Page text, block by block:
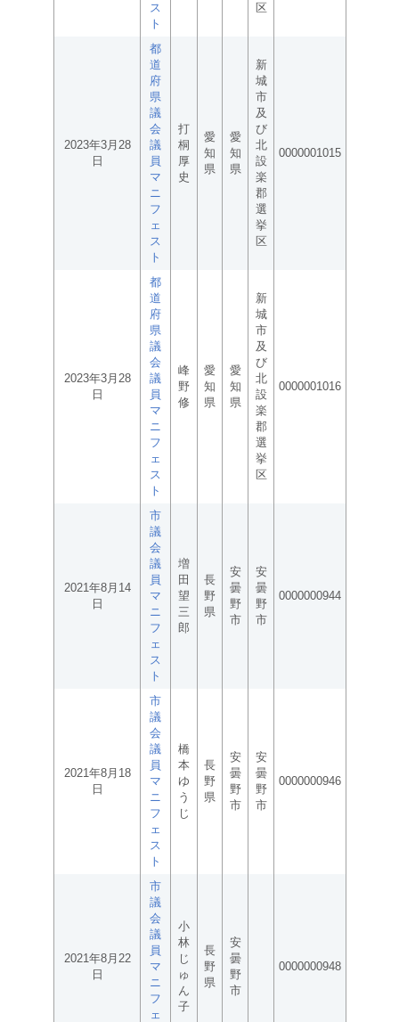
ス
ト
区
2023年3月28
日
都
道
府
県
議
会
議
員
マ
ニ
フ
ェ
ス
ト
打
桐
厚
史
愛
知
県
愛
知
県
新
城
市
及
び
北
設
楽
郡
選
挙
区
0000001015
2023年3月28
日
都
道
府
県
議
会
議
員
マ
ニ
フ
ェ
ス
ト
峰
野
修
愛
知
県
愛
知
県
新
城
市
及
び
北
設
楽
郡
選
挙
区
0000001016
2021年8月14
日
市
議
会
議
員
マ
ニ
フ
ェ
ス
ト
増
田
望
三
郎
長
野
県
安
曇
野
市
安
曇
野
市
0000000944
2021年8月18
日
市
議
会
議
員
マ
ニ
フ
ェ
ス
ト
橋
本
ゆ
う
じ
長
野
県
安
曇
野
市
安
曇
野
市
0000000946
2021年8月22
日
市
議
会
議
員
マ
ニ
フ
ェ
小
林
じ
ゅ
ん
子
長
野
県
安
曇
野
市
0000000948